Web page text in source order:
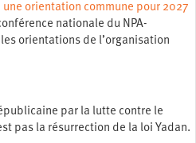
orientation commune pour 2027
nationale du NPA-
orientations de l’organisation
par la lutte contre le
pas la résurrection de la loi Yadan.